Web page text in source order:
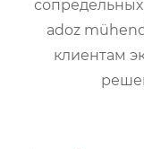
adoz
клиентам